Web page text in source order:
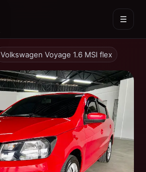
☰
Volkswagen Voyage 1.6 MSI flex